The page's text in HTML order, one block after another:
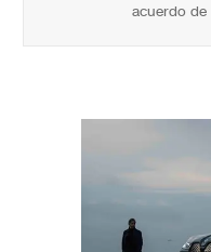
acuerdo de